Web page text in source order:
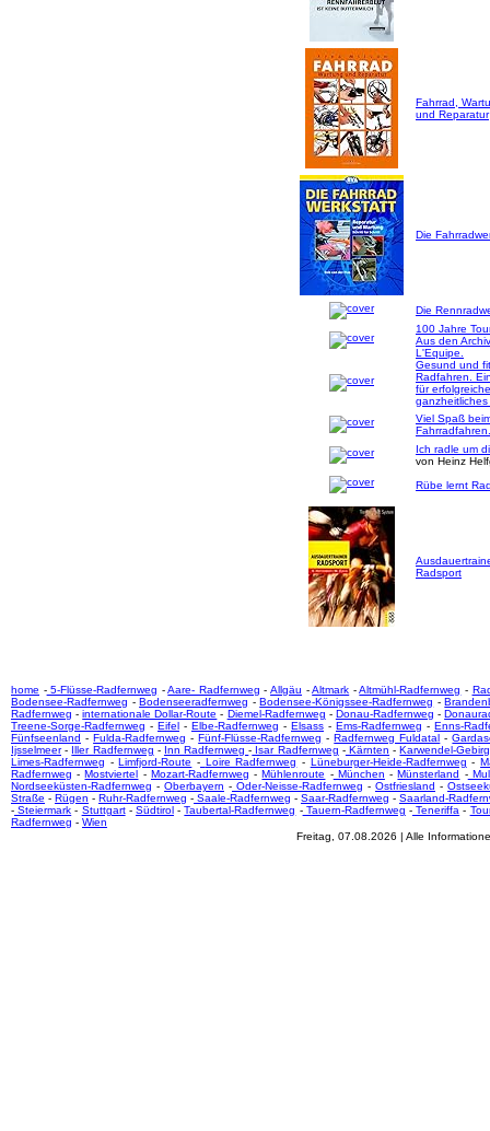
Fahrrad,
und Reparatur
Die
Die
100 Jahre
Aus den
L'Equipe.
Gesund und
Radfahren.
für
Viel Spaß
Fahrradfahren.
Ich radle um
von Heinz
Rübe lernt
Radsport
home -5-Flüsse-Radfernweg -Aare- Radfernweg -Allgäu -Altmark -Altmühl-Radfernweg -
Bodensee-Radfernweg -Bodenseeradfernweg -Bodensee-Königssee-Radfernweg -
Radfernweg -internationale Dollar-Route - Diemel-Radfernweg - Donau-Radfernweg -
Treene-Sorge-Radfernweg - Eifel - Elbe-Radfernweg - Elsass - Ems-Radfernweg - Enns-
Fünfseenland -Fulda-Radfernweg -Fünf-Flüsse-Radfernweg -Radfernweg Fuldatal -
Ijsselmeer- Iller Radfernweg - Inn Radfernweg- Isar Radfernweg -Kärnten -Karwendel-
Limes-Radfernweg -Limfjord-Route - Loire Radfernweg - Lüneburger-Heide-Radfernweg -
Radfernweg -Mostviertel - Mozart-Radfernweg -Mühlenroute -München -Münsterland -
Nordseeküsten-Radfernweg - Oberbayern - Oder-Neisse-Radfernweg - Ostfriesland -
Straße - Rügen - Ruhr-Radfernweg - Saale-Radfernweg - Saar-Radfernweg - Saarland-
- Steiermark - Stuttgart- Südtirol-Taubertal-Radfernweg -Tauern-Radfernweg -Teneriffa -
Radfernweg - Wien
Freitag, 07.08.2026 | Alle